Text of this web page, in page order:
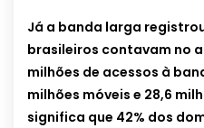
Já a banda larga
brasileiros contavam no
milhões de acessos à
milhões móveis e 28,6
significa que 42% dos